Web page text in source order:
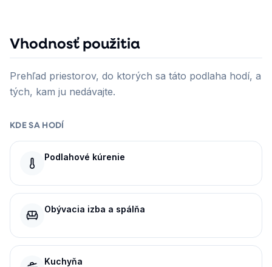
Vhodnosť použitia
Prehľad priestorov, do ktorých sa táto podlaha hodí, a
tých, kam ju nedávajte.
KDE SA HODÍ
Podlahové kúrenie
Obývacia izba a spálňa
Kuchyňa